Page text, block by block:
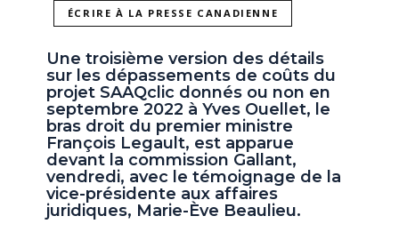
ÉCRIRE À LA PRESSE CANADIENNE
Une troisième version des détails
sur les dépassements de coûts du
projet SAAQclic donnés ou non en
septembre 2022 à Yves Ouellet, le
bras droit du premier ministre
François Legault, est apparue
devant la commission Gallant,
vendredi, avec le témoignage de la
vice-présidente aux affaires
juridiques, Marie-Ève Beaulieu.